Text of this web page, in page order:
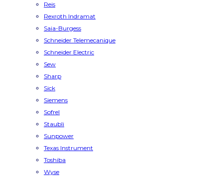
Reis
Rexroth Indramat
Saia-Burgess
Schneider Telemecanique
Schneider Electric
Sew
Sharp
Sick
Siemens
Sofrel
Staubli
Sunpower
Texas Instrument
Toshiba
Wyse